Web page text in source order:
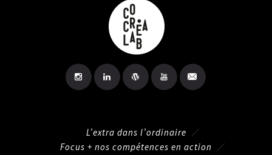
L’extra dans l’ordinaire
Focus + nos compétences en action